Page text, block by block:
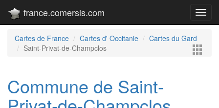
france.comersis.com
Cartes de France Cartes d' Occitanie
Cartes du Gard
Saint-Privat-de-Champclos
Commune de Saint-